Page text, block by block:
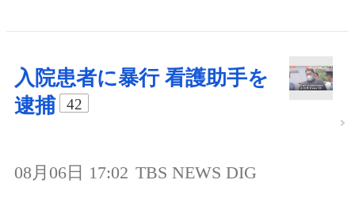
入院患者に暴行 看護助手を
逮捕
42
08月06日 17:02 TBS NEWS DIG